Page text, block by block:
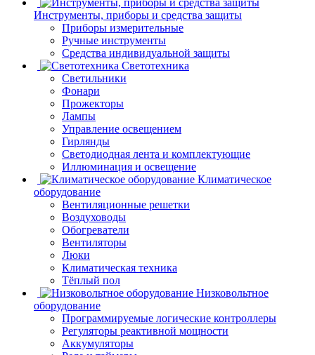
Инструменты, приборы и средства защиты
Приборы измерительные
Ручные инструменты
Средства индивидуальной защиты
Светотехника
Светильники
Фонари
Прожекторы
Лампы
Управление освещением
Гирлянды
Светодиодная лента и комплектующие
Иллюминация и освещение
Климатическое
оборудование
Вентиляционные решетки
Воздуховоды
Обогреватели
Вентиляторы
Люки
Климатическая техника
Тёплый пол
Низковольтное
оборудование
Программируемые логические контроллеры
Регуляторы реактивной мощности
Аккумуляторы